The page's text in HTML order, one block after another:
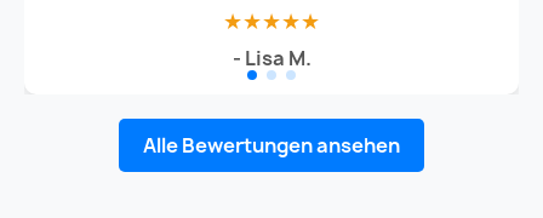
★★★★★
- Lisa M.
Alle Bewertungen ansehen